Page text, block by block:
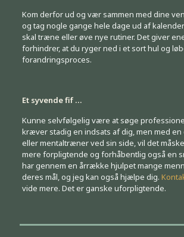
Kom derfor ud og vær sammen med dine
og tag nogle gange hele dage ud af
skal træne eller øve nye rutiner. Det giver
forhindrer, at du ryger ned i et sort hul og
forandringsproces.
Et syvende fif …
Kunne selvfølgelig være at søge
kræver stadig en indsats af dig, men med en
eller mentaltræner ved sin side, vil det
mere forpligtende og forhåbentlig også en
har gennem en årrække hjulpet mange
deres mål, og jeg kan også hjælpe dig.
vide mere. Det er ganske uforpligtende.